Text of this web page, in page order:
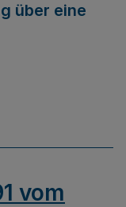
über eine
vom